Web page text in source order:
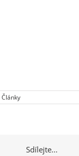
Články
Sdílejte...